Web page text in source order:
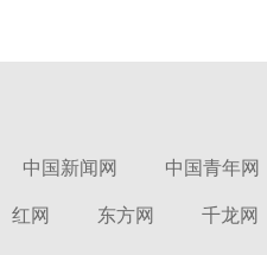
中国新闻网 中国青年网
红网 东方网 千龙网